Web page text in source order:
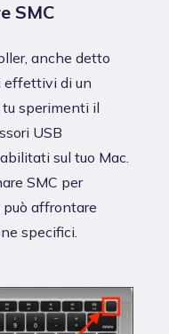
SMC
anche detto
effettivi di un
sperimenti il
USB
sul tuo Mac.
SMC per
affrontare
specifici.